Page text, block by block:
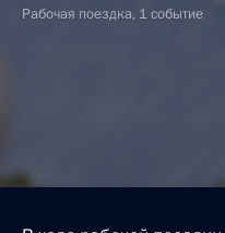
Рабочая поездка, 1 событие